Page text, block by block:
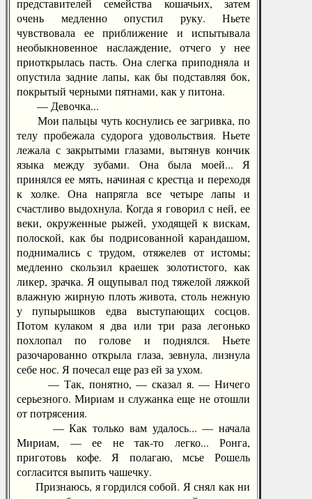
представителей семейства кошачьих, затем
очень медленно опустил руку. Ньете
чувствовала ее приближение и испытывала
необыкновенное наслаждение, отчего у нее
приоткрылась пасть. Она слегка приподняла и
опустила задние лапы, как бы подставляя бок,
покрытый черными пятнами, как у питона.
— Девочка...
Мои пальцы чуть коснулись ее загривка, по
телу пробежала судорога удовольствия. Ньете
лежала с закрытыми глазами, вытянув кончик
языка между зубами. Она была моей... Я
принялся ее мять, начиная с крестца и переходя
к холке. Она напрягла все четыре лапы и
счастливо выдохнула. Когда я говорил с ней, ее
веки, окруженные рыжей, уходящей к вискам,
полоской, как бы подрисованной карандашом,
поднимались с трудом, отяжелев от истомы;
медленно скользил краешек золотистого, как
ликер, зрачка. Я ощупывал под тяжелой ляжкой
влажную жирную плоть живота, столь нежную
у пупырышков едва выступающих сосцов.
Потом кулаком я два или три раза легонько
похлопал по голове и поднялся. Ньете
разочарованно открыла глаза, зевнула, лизнула
себе нос. Я почесал еще раз ей за ухом.
— Так, понятно, — сказал я. — Ничего
серьезного. Мириам и служанка еще не отошли
от потрясения.
— Как только вам удалось... — начала
Мириам, — ее не так-то легко... Ронга,
приготовь кофе. Я полагаю, мсье Рошель
согласится выпить чашечку.
Признаюсь, я гордился собой. Я снял как ни